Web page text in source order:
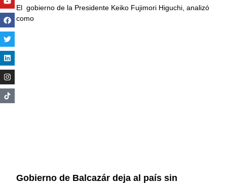
El gobierno de la Presidente Keiko Fujimori Higuchi, analizó
como
Gobierno de Balcazár deja al país sin